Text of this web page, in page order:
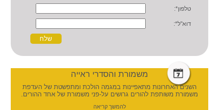
טלפון*:
דוא"ל*:
משמורת והסדרי ראייה
השנים האחרונות מתאפיינות במגמה הולכת ומתפשטת של העדפת
משמורת משותפת להורים גרושים על-פני משמורת של אחד ההורים.
להמשך קריאה